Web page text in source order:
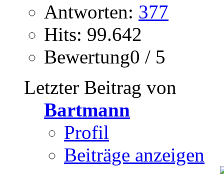
Antworten: 377
Hits: 99.642
Bewertung0 / 5
Letzter Beitrag von
Bartmann
Profil
Beiträge anzeigen